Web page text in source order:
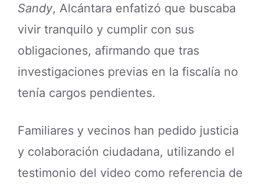
Sandy, Alcántara enfatizó que buscaba
vivir tranquilo y cumplir con sus
obligaciones, afirmando que tras
investigaciones previas en la fiscalía no
tenía cargos pendientes.
Familiares y vecinos han pedido justicia
y colaboración ciudadana, utilizando el
testimonio del video como referencia de